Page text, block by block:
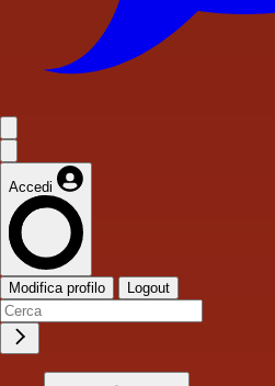
Accedi
Modifica profilo Logout